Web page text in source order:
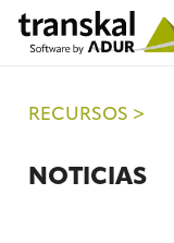
RECURSOS >
NOTICIAS